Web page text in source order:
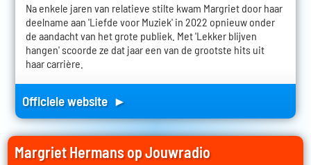
Na enkele jaren van relatieve stilte kwam Margriet door haar
deelname aan 'Liefde voor Muziek' in 2022 opnieuw onder
de aandacht van het grote publiek. Met 'Lekker blijven
hangen' scoorde ze dat jaar een van de grootste hits uit
haar carrière.
Officiele website ►
Margriet Hermans op Jouwradio